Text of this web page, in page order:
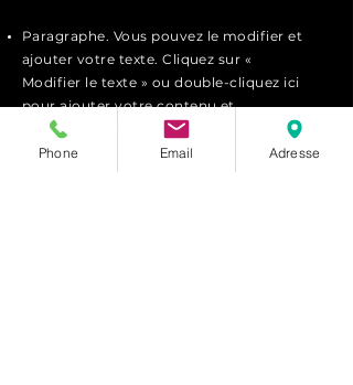
Paragraphe. Vous pouvez le modifier et
ajouter votre texte. Cliquez sur «
Modifier le texte » ou double-cliquez ici
pour ajouter votre contenu et
personnaliser la police.
Paragraphe. Cliquez ici pour le modifier
Phone Email Adresse